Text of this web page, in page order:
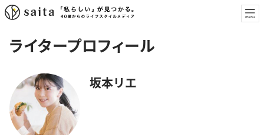
ライタープロフィール
坂本リエ